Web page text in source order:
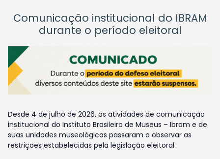
Comunicação institucional do IBRAM
durante o período eleitoral
Desde 4 de julho de 2026, as atividades de comunicação
institucional do Instituto Brasileiro de Museus – Ibram e de
suas unidades museológicas passaram a observar as
restrições estabelecidas pela legislação eleitoral.